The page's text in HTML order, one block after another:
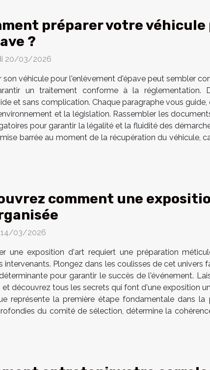
préparer votre
?
20/03/2026
son véhicule pour l'enlèvement d'épave peut sembler
un traitement conforme à la réglementation.
et sans complication. Chaque paragraphe vous
et la législation. Rassembler les
pour garantir la légalité et la fluidité des
barrée au moment de la récupération du véhicule,
comment une
14/03/2026
une exposition d'art requiert une préparation
intervenants. Plongez dans les coulisses de cet univers
pour garantir le succès de l'événement.
découvrez tous les secrets qui font d'une exposition
la première étape fondamentale dans la
du comité de sélection, détermine la